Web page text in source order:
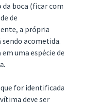
da boca (ficar com
de
a própria
acometida.
uma espécie de
for identificada
deve ser